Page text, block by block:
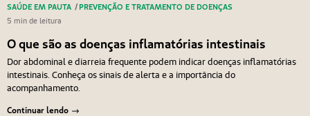
SAÚDE EM PAUTA / PREVENÇÃO E TRATAMENTO DE DOENÇAS
5 min de leitura
O que são as doenças inflamatórias intestinais
Dor abdominal e diarreia frequente podem indicar doenças inflamatórias
intestinais. Conheça os sinais de alerta e a importância do
acompanhamento.
Continuar lendo